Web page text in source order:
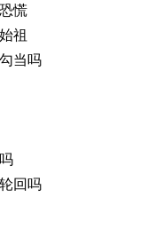
慌
祖
当吗
回吗